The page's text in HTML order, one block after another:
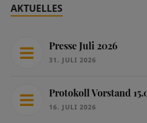
AKTUELLES
Presse Juli 2026
31. JULI 2026
Protokoll Vorstand
16. JULI 2026